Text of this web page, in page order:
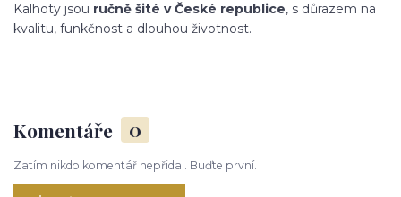
Kalhoty jsou ručně šité v České republice, s důrazem na
kvalitu, funkčnost a dlouhou životnost.
Komentáře 0
Zatím nikdo komentář nepřidal. Buďte první.